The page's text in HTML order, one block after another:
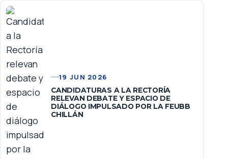
19 JUN 2026
CANDIDATURAS A LA RECTORÍA
RELEVAN DEBATE Y ESPACIO DE
DIÁLOGO IMPULSADO POR LA FEUBB
CHILLÁN